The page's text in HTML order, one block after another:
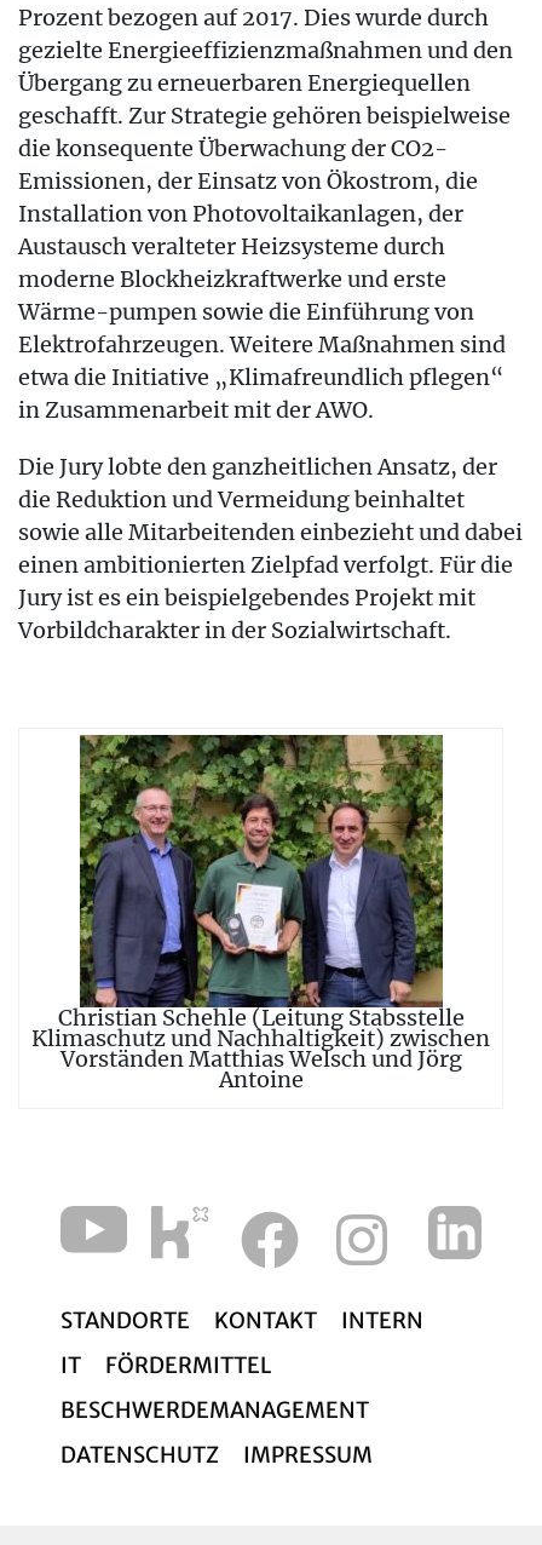
Prozent bezogen auf 2017. Dies wurde durch
gezielte Energieeffizienzmaßnahmen und den
Übergang zu erneuerbaren Energiequellen
geschafft. Zur Strategie gehören beispielweise
die konsequente Überwachung der CO2-
Emissionen, der Einsatz von Ökostrom, die
Installation von Photovoltaikanlagen, der
Austausch veralteter Heizsysteme durch
moderne Blockheizkraftwerke und erste
Wärme-pumpen sowie die Einführung von
Elektrofahrzeugen. Weitere Maßnahmen sind
etwa die Initiative „Klimafreundlich pflegen“
in Zusammenarbeit mit der AWO.
Die Jury lobte den ganzheitlichen Ansatz, der
die Reduktion und Vermeidung beinhaltet
sowie alle Mitarbeitenden einbezieht und dabei
einen ambitionierten Zielpfad verfolgt. Für die
Jury ist es ein beispielgebendes Projekt mit
Vorbildcharakter in der Sozialwirtschaft.
Christian Schehle (Leitung Stabsstelle
Klimaschutz und Nachhaltigkeit) zwischen
Vorständen Matthias Welsch und Jörg
Antoine
STANDORTE KONTAKT
INTERN
IT
FÖRDERMITTEL
BESCHWERDEMANAGEMENT
DATENSCHUTZ
IMPRESSUM